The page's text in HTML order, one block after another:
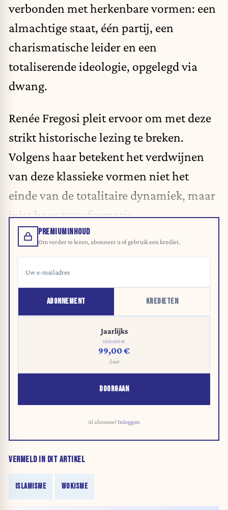
verbonden met herkenbare vormen: een
almachtige staat, één partij, een
charismatische leider en een
totaliserende ideologie, opgelegd via
dwang.
Renée Fregosi pleit ervoor om met deze
strikt historische lezing te breken.
Volgens haar betekent het verdwijnen
van deze klassieke vormen niet het
einde van de totalitaire dynamiek, maar
juist haar transformatie.
PREMIUMINHOUD
Om verder te lezen, abonneer u of gebruik een krediet.
ABONNEMENT KREDIETEN
Jaarlijks
120,00 €
99,00 €
/jaar
DOORGAAN
Al abonnee?Inloggen
VERMELD IN DIT ARTIKEL
ISLAMISME WOKISME